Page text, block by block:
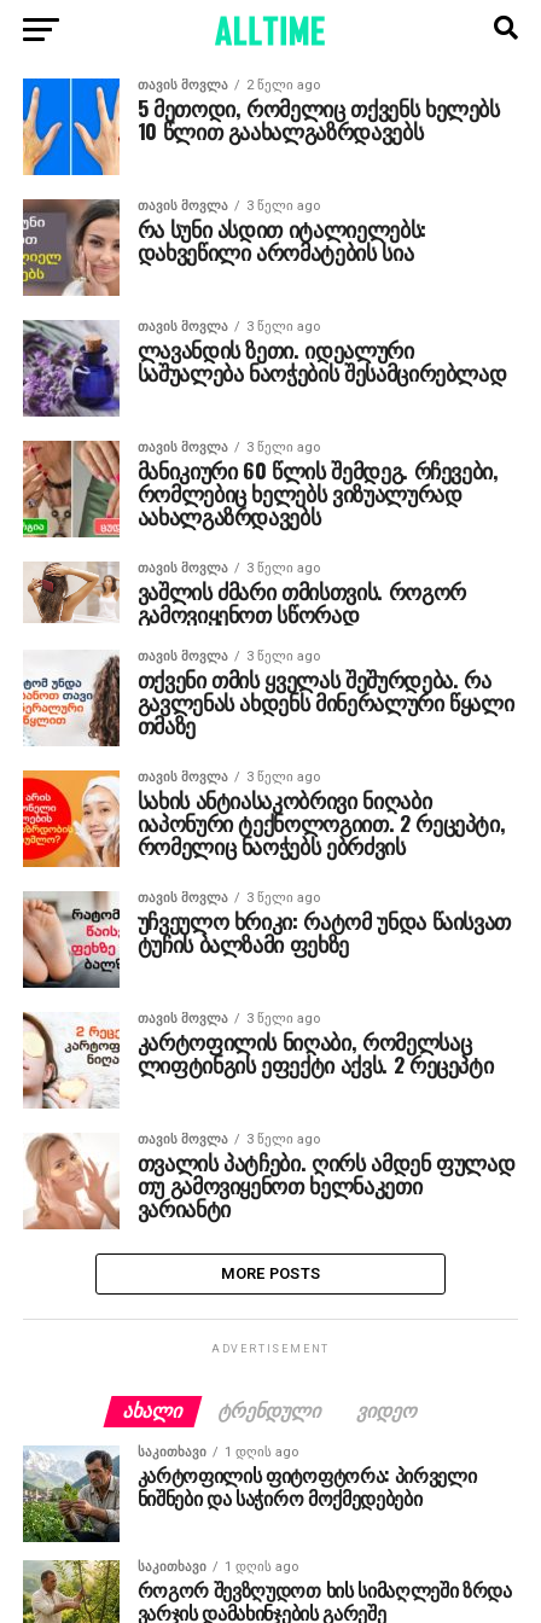
ᲗᲐᲕᲘᲡ ᲛᲝᲕᲚᲐ 2 წელი ago
5 მეთოდი, რომელიც თქვენს ხელებს
10 წლით გაახალგაზრდავებს
ᲗᲐᲕᲘᲡ ᲛᲝᲕᲚᲐ 3 წელი ago
რა სუნი ასდით იტალიელებს:
დახვეწილი არომატების სია
ᲗᲐᲕᲘᲡ ᲛᲝᲕᲚᲐ 3 წელი ago
ლავანდის ზეთი. იდეალური
საშუალება ნაოჭების შესამცირებლად
ᲗᲐᲕᲘᲡ ᲛᲝᲕᲚᲐ 3 წელი ago
მანიკიური 60 წლის შემდეგ. რჩევები,
რომლებიც ხელებს ვიზუალურად
აახალგაზრდავებს
ᲗᲐᲕᲘᲡ ᲛᲝᲕᲚᲐ 3 წელი ago
ვაშლის ძმარი თმისთვის. როგორ
გამოვიყენოთ სწორად
ᲗᲐᲕᲘᲡ ᲛᲝᲕᲚᲐ 3 წელი ago
თქვენი თმის ყველას შეშურდება. რა
გავლენას ახდენს მინერალური წყალი
თმაზე
ᲗᲐᲕᲘᲡ ᲛᲝᲕᲚᲐ 3 წელი ago
სახის ანტიასაკობრივი ნიღაბი
იაპონური ტექნოლოგიით. 2 რეცეპტი,
რომელიც ნაოჭებს ებრძვის
ᲗᲐᲕᲘᲡ ᲛᲝᲕᲚᲐ 3 წელი ago
უჩვეულო ხრიკი: რატომ უნდა წაისვათ
ტუჩის ბალზამი ფეხზე
ᲗᲐᲕᲘᲡ ᲛᲝᲕᲚᲐ 3 წელი ago
კარტოფილის ნიღაბი, რომელსაც
ლიფტინგის ეფექტი აქვს. 2 რეცეპტი
ᲗᲐᲕᲘᲡ ᲛᲝᲕᲚᲐ 3 წელი ago
თვალის პატჩები. ღირს ამდენ ფულად
თუ გამოვიყენოთ ხელნაკეთი
ვარიანტი
MORE POSTS
ADVERTISEMENT
ᲐᲮᲐᲚᲘ ᲢᲠᲔᲜᲓᲣᲚᲘ ᲕᲘᲓᲔᲝ
ᲡᲐᲙᲘᲗᲮᲐᲕᲘ 1 დღის ago
კარტოფილის ფიტოფტორა: პირველი
ნიშნები და საჭირო მოქმედებები
ᲡᲐᲙᲘᲗᲮᲐᲕᲘ 1 დღის ago
როგორ შევზღუდოთ ხის სიმაღლეში ზრდა
ვარჯის დამახინჯების გარეშე